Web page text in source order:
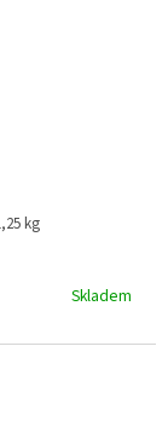
kg
Skladem